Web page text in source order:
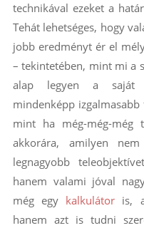
technikával ezeket a
Tehát lehetséges, hogy
jobb eredményt ér el
– tekintetében, mint mi a
alap legyen a saját
mindenképp
mint ha még-még-még
akkorára, amilyen
legnagyobb
hanem valami jóval
még egy kalkulátor is,
hanem azt is tudni